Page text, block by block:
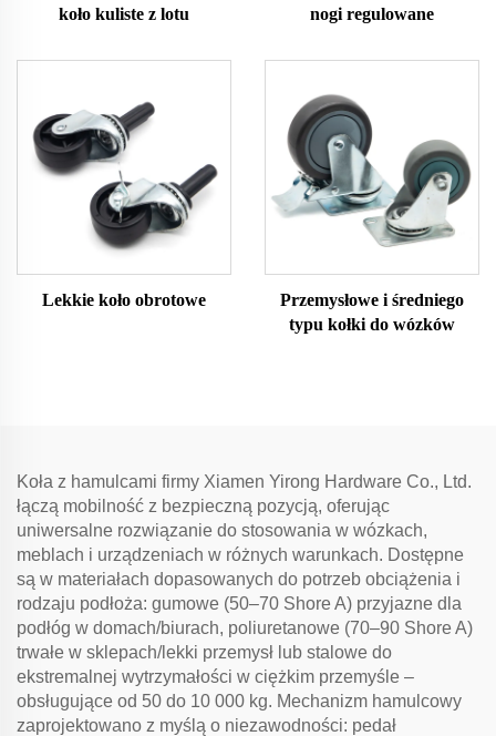
koło kuliste z lotu
nogi regulowane
Lekkie koło obrotowe
Przemysłowe i średniego
typu kołki do wózków
Koła z hamulcami firmy Xiamen Yirong Hardware Co., Ltd.
łączą mobilność z bezpieczną pozycją, oferując
uniwersalne rozwiązanie do stosowania w wózkach,
meblach i urządzeniach w różnych warunkach. Dostępne
są w materiałach dopasowanych do potrzeb obciążenia i
rodzaju podłoża: gumowe (50–70 Shore A) przyjazne dla
podłóg w domach/biurach, poliuretanowe (70–90 Shore A)
trwałe w sklepach/lekki przemysł lub stalowe do
ekstremalnej wytrzymałości w ciężkim przemyśle –
obsługujące od 50 do 10 000 kg. Mechanizm hamulcowy
zaprojektowano z myślą o niezawodności: pedał